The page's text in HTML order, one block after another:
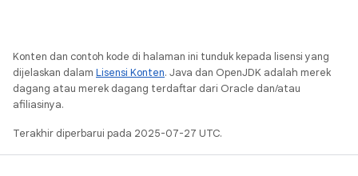
Konten dan contoh kode di halaman ini tunduk kepada lisensi yang
dijelaskan dalam Lisensi Konten. Java dan OpenJDK adalah merek
dagang atau merek dagang terdaftar dari Oracle dan/atau
afiliasinya.
Terakhir diperbarui pada 2025-07-27 UTC.